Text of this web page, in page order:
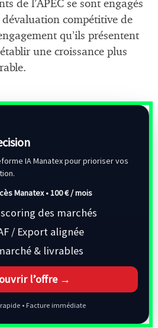
de l’APEC se sont engagés
dévaluation compétitive de
qu’ils présentent
une croissance plus
IA Manatex pour prioriser vos
Manatex •100 € / mois
des marchés
/ Export alignée
& livrables
l’offre →
• Facture immédiate